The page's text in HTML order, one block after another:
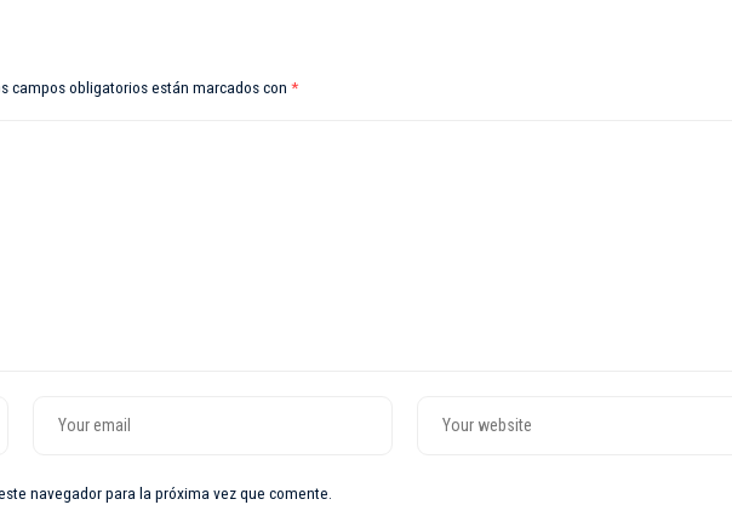
campos obligatorios están marcados con *
navegador para la próxima vez que comente.